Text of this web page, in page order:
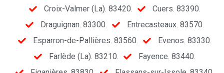
Croix-Valmer (La). 83420.
Cuers. 83390.
Draguignan. 83300.
Entrecasteaux. 83570.
Esparron-de-Pallières. 83560.
Evenos. 83330.
Farlède (La). 83210.
Fayence. 83440.